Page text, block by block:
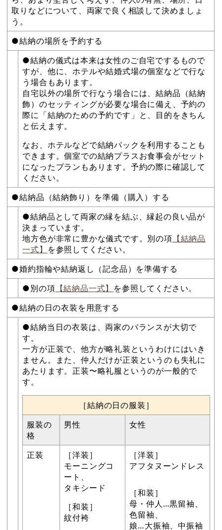
取りなどについて、両家で良く相談して決めましょ
う。
●結納の場所を予約する
●結納の儀式は本来は女性のご自宅でするもので
すが、他に、ホテルや結婚式場の個室などで行な
う場合もあります。
自宅以外の場所で行なう場合には、結納品（結納
飾）のセッティングが必要な場合に備え、予約の
際に「結納のための予約です」と、目的をきちん
と伝えます。
なお、ホテルなどで結納パックを利用することも
できます。個室での結納プラスお食事会がセット
になったプランもあります。予約の際に確認して
ください。
●結納品（結納飾り）を準備（購入）する
●結納品として両家の縁を結ぶ、縁起の良い品が
決まっています。
地方色が非常に豊かな儀式です。別の項 【結納品
一式】 を参照してください。
●婚約指輪や結納返し（記念品）を準備する
●別の項 【結納品一式】 を参照してください。
●結納の日の衣装を用意する
●結納当日の衣装は、両家のバランスが大切で
す。
一方が正装で、他方が略礼装というわけにはいき
ません。また、仲人だけが正装というのも失礼に
あたります。正装〜略礼服というのが一般的で
す。
［結納の日の服装］
服装の
格
男性 女性
正装
［洋装］
モーニングコ
ート、
タキシード
［和装］
紋付袴
［洋装］
アフタヌーンドレス
［和装］
母・仲人…黒留袖、
色留袖、
娘…大振袖、中振袖